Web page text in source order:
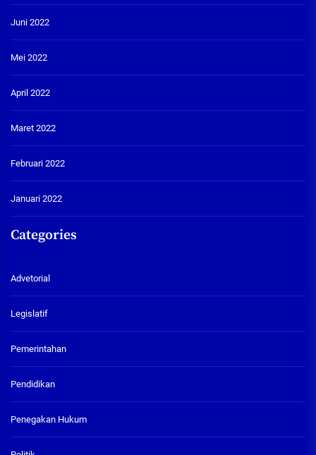
Juni 2022
Mei 2022
April 2022
Maret 2022
Februari 2022
Januari 2022
Categories
Advetorial
Legislatif
Pemerintahan
Pendidikan
Penegakan Hukum